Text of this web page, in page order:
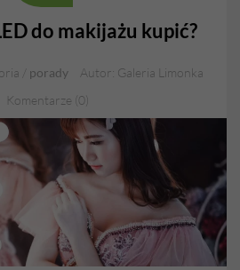
do makijażu kupić?
/ porady
Autor: Galeria Limonka
Komentarze (0)